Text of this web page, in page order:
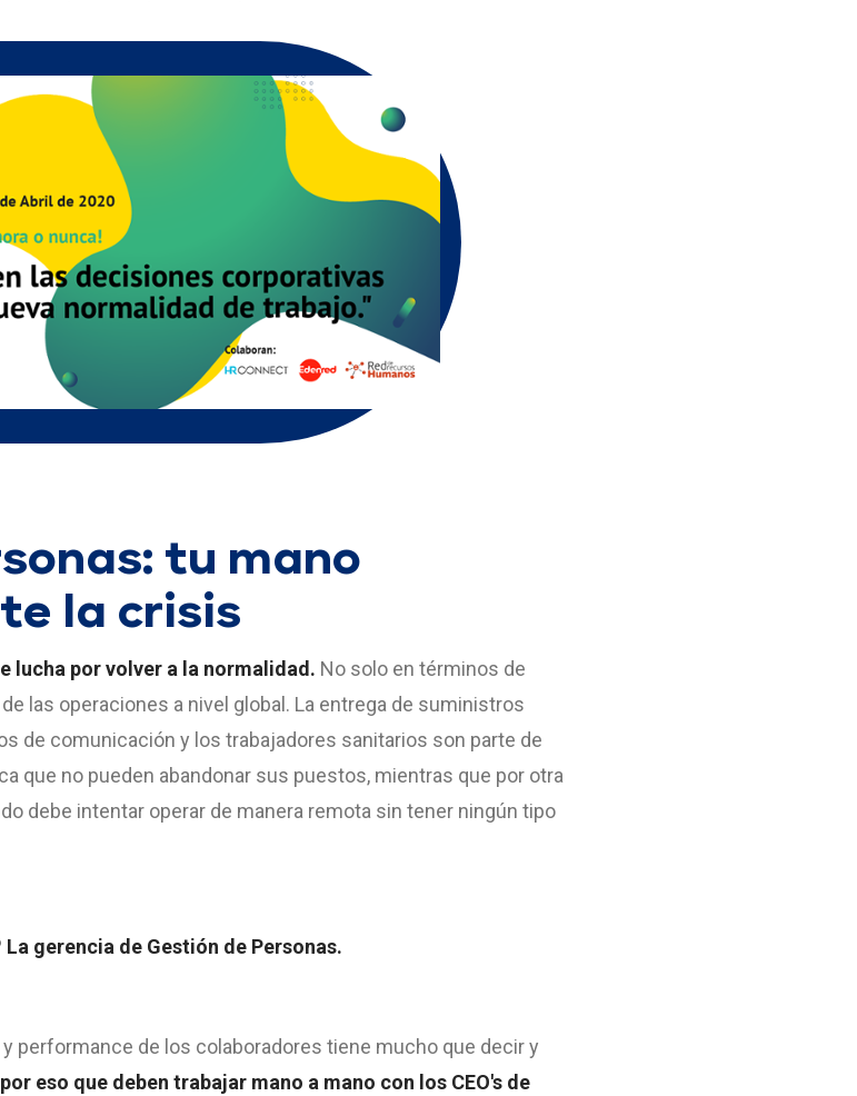
tu mano
la crisis
lucha por volver a la normalidad. No solo en términos de
las operaciones a nivel global. La entrega de suministros
de comunicación y los trabajadores sanitarios son parte de
que no pueden abandonar sus puestos, mientras que por otra
debe intentar operar de manera remota sin tener ningún tipo
La gerencia de Gestión de Personas.
performance de los colaboradores tiene mucho que decir y
eso que deben trabajar mano a mano con los CEO's de